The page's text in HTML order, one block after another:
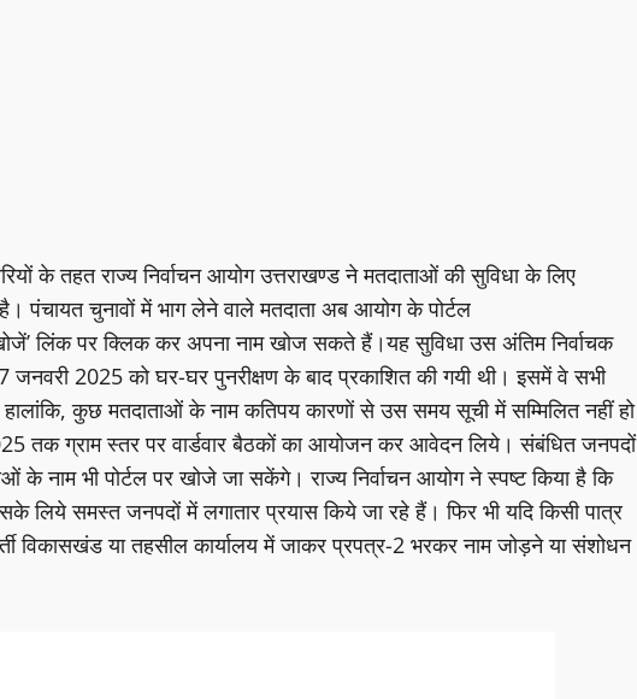
के तहत राज्य निर्वाचन आयोग उत्तराखण्ड ने मतदाताओं की सुविधा के लिए
पंचायत चुनावों में भाग लेने वाले मतदाता अब आयोग के पोर्टल
लिंक पर क्लिक कर अपना नाम खोज सकते हैं।यह सुविधा उस अंतिम निर्वाचक
जनवरी 2025 को घर-घर पुनरीक्षण के बाद प्रकाशित की गयी थी। इसमें वे सभी
कुछ मतदाताओं के नाम कतिपय कारणों से उस समय सूची में सम्मिलित नहीं हो
तक ग्राम स्तर पर वार्डवार बैठकों का आयोजन कर आवेदन लिये। संबंधित जनपदों
के नाम भी पोर्टल पर खोजे जा सकेंगे। राज्य निर्वाचन आयोग ने स्पष्ट किया है कि
लिये समस्त जनपदों में लगातार प्रयास किये जा रहे हैं। फिर भी यदि किसी पात्र
विकासखंड या तहसील कार्यालय में जाकर प्रपत्र-2 भरकर नाम जोड़ने या संशोधन